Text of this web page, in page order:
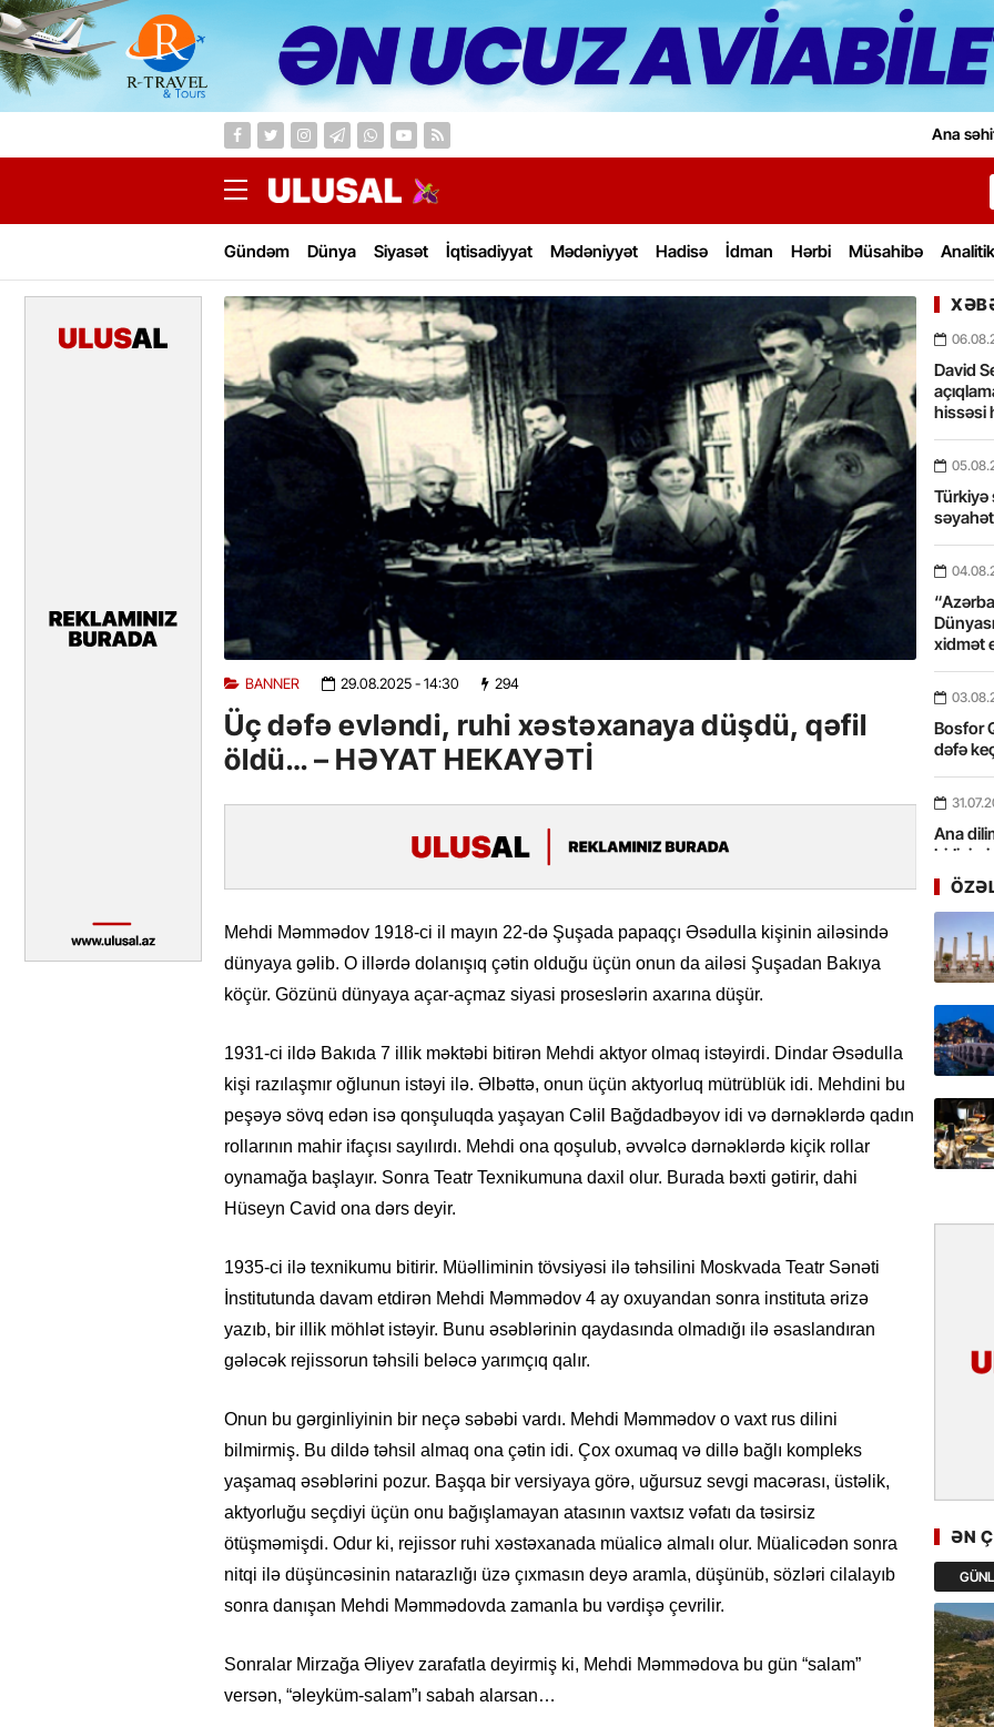
Ana
Gündəm Dünya Siyasət İqtisadiyyat Mədəniyyət Hadisə İdman Hərbi Müsahibə
BANNER 29.08.2025- 14:30 294
Üç dəfə evləndi, ruhi xəstəxanaya düşdü, qəfil
öldü… – HƏYAT HEKAYƏTİ
Mehdi Məmmədov 1918-ci il mayın 22-də Şuşada papaqçı Əsədulla kişinin ailəsində
dünyaya gəlib. O illərdə dolanışıq çətin olduğu üçün onun da ailəsi Şuşadan Bakıya
köçür. Gözünü dünyaya açar-açmaz siyasi proseslərin axarına düşür.
1931-ci ildə Bakıda 7 illik məktəbi bitirən Mehdi aktyor olmaq istəyirdi. Dindar Əsədulla
kişi razılaşmır oğlunun istəyi ilə. Əlbəttə, onun üçün aktyorluq mütrüblük idi. Mehdini bu
peşəyə sövq edən isə qonşuluqda yaşayan Cəlil Bağdadbəyov idi və dərnəklərdə qadın
rollarının mahir ifaçısı sayılırdı. Mehdi ona qoşulub, əvvəlcə dərnəklərdə kiçik rollar
oynamağa başlayır. Sonra Teatr Texnikumuna daxil olur. Burada bəxti gətirir, dahi
Hüseyn Cavid ona dərs deyir.
1935-ci ilə texnikumu bitirir. Müəlliminin tövsiyəsi ilə təhsilini Moskvada Teatr Sənəti
İnstitutunda davam etdirən Mehdi Məmmədov 4 ay oxuyandan sonra instituta ərizə
yazıb, bir illik möhlət istəyir. Bunu əsəblərinin qaydasında olmadığı ilə əsaslandıran
gələcək rejissorun təhsili beləcə yarımçıq qalır.
Onun bu gərginliyinin bir neçə səbəbi vardı. Mehdi Məmmədov o vaxt rus dilini
bilmirmiş. Bu dildə təhsil almaq ona çətin idi. Çox oxumaq və dillə bağlı kompleks
yaşamaq əsəblərini pozur. Başqa bir versiyaya görə, uğursuz sevgi macərası, üstəlik,
aktyorluğu seçdiyi üçün onu bağışlamayan atasının vaxtsız vəfatı da təsirsiz
ötüşməmişdi. Odur ki, rejissor ruhi xəstəxanada müalicə almalı olur. Müalicədən sonra
nitqi ilə düşüncəsinin natarazlığı üzə çıxmasın deyə aramla, düşünüb, sözləri cilalayıb
sonra danışan Mehdi Məmmədovda zamanla bu vərdişə çevrilir.
Sonralar Mirzağa Əliyev zarafatla deyirmiş ki, Mehdi Məmmədova bu gün “salam”
versən, “əleyküm-salam”ı sabah alarsan…
David
hissəsi
Türkiyə
xidmət
Bosfor
dəfə
Ana
Tarixin
İlin ilk
çox
Yeni
Awards
-
Türkiyə
ƏN